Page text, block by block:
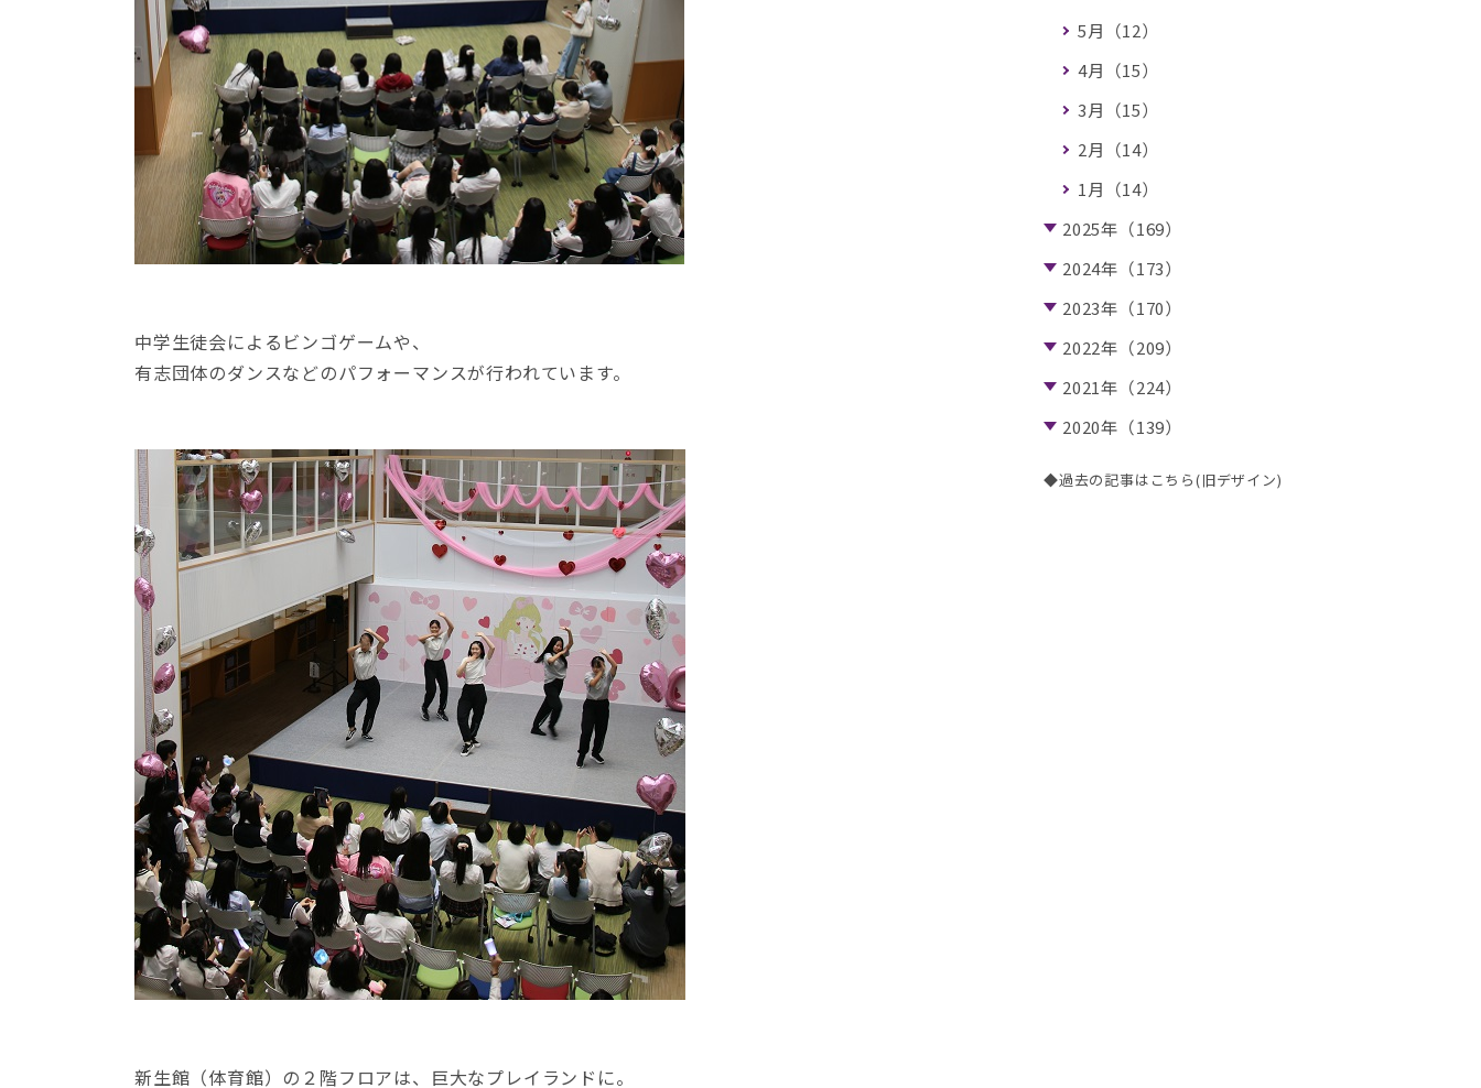
中学生徒会によるビンゴゲームや、
有志団体のダンスなどのパフォーマンスが行われています。
新生館（体育館）の２階フロアは、巨大なプレイランドに。
5月（12）
4月（15）
3月（15）
2月（14）
1月（14）
2025年（169）
2024年（173）
2023年（170）
2022年（209）
2021年（224）
2020年（139）
◆過去の記事はこちら(旧デザイン)